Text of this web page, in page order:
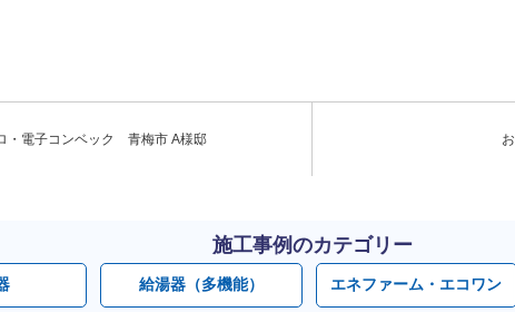
・電子コンベック 青梅市 A様邸
施工事例のカテゴリー
給湯器（多機能） エネファーム・エコワン